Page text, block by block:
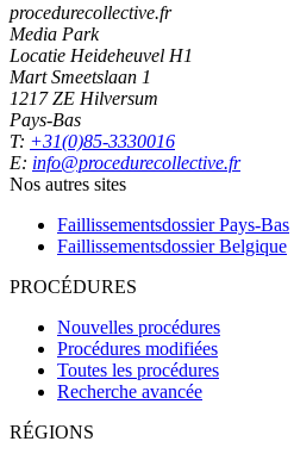
procedurecollective.fr
Media Park
Locatie Heideheuvel H1
Mart Smeetslaan 1
1217 ZE Hilversum
Pays-Bas
T: +31(0)85-3330016
E: info@procedurecollective.fr
Nos autres sites
Faillissementsdossier Pays-Bas
Faillissementsdossier Belgique
PROCÉDURES
Nouvelles procédures
Procédures modifiées
Toutes les procédures
Recherche avancée
RÉGIONS